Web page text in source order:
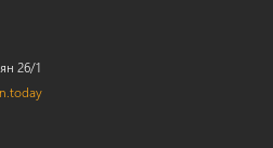
26/1